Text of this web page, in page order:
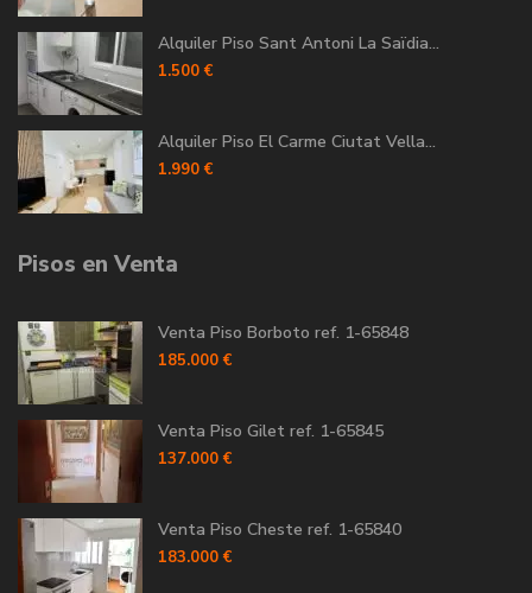
Alquiler Piso Sant Antoni La Saïdia...
1.500 €
Alquiler Piso El Carme Ciutat Vella...
1.990 €
Pisos en Venta
Venta Piso Borboto ref. 1-65848
185.000 €
Venta Piso Gilet ref. 1-65845
137.000 €
Venta Piso Cheste ref. 1-65840
183.000 €